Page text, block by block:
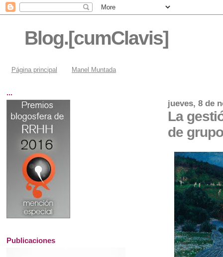
Blog.[cumClavis]
Página principal Manel Muntada
jueves, 8 de
La
de
...
Publicaciones